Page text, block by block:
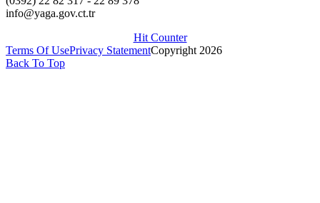
info@yaga.gov.ct.tr
Hit Counter
Terms Of UsePrivacy StatementCopyright 2026
Back To Top